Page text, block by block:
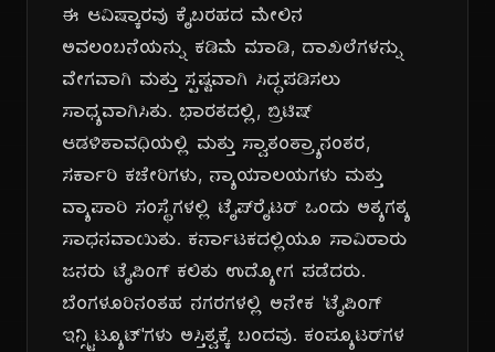
ಈ ಆವಿಷ್ಕಾರವು ಕೈಬರಹದ ಮೇಲಿನ
ಅವಲಂಬನೆಯನ್ನು ಕಡಿಮೆ ಮಾಡಿ, ದಾಖಲೆಗಳನ್ನು
ವೇಗವಾಗಿ ಮತ್ತು ಸ್ಪಷ್ಟವಾಗಿ ಸಿದ್ಧಪಡಿಸಲು
ಸಾಧ್ಯವಾಗಿಸಿತು. ಭಾರತದಲ್ಲಿ, ಬ್ರಿಟಿಷ್
ಆಡಳಿತಾವಧಿಯಲ್ಲಿ ಮತ್ತು ಸ್ವಾತಂತ್ರ್ಯಾನಂತರ,
ಸರ್ಕಾರಿ ಕಚೇರಿಗಳು, ನ್ಯಾಯಾಲಯಗಳು ಮತ್ತು
ವ್ಯಾಪಾರಿ ಸಂಸ್ಥೆಗಳಲ್ಲಿ ಟೈಪ್‌ರೈಟರ್ ಒಂದು ಅತ್ಯಗತ್ಯ
ಸಾಧನವಾಯಿತು. ಕರ್ನಾಟಕದಲ್ಲಿಯೂ ಸಾವಿರಾರು
ಜನರು ಟೈಪಿಂಗ್ ಕಲಿತು ಉದ್ಯೋಗ ಪಡೆದರು.
ಬೆಂಗಳೂರಿನಂತಹ ನಗರಗಳಲ್ಲಿ ಅನೇಕ 'ಟೈಪಿಂಗ್
ಇನ್ಸ್ಟಿಟ್ಯೂಟ್'ಗಳು ಅಸ್ತಿತ್ವಕ್ಕೆ ಬಂದವು. ಕಂಪ್ಯೂಟರ್‌ಗಳ